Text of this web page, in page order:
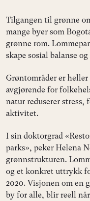
Tilgangen til grønne
mange byer som
grønne rom.
skape sosial balanse
Grøntområder er heller
avgjørende for
natur reduserer
aktivitet.
I sin doktorgrad
parks», peker Helena
grønnstrukturen.
og et konkret uttrykk
2020. Visjonen om en
by for alle, blir reell